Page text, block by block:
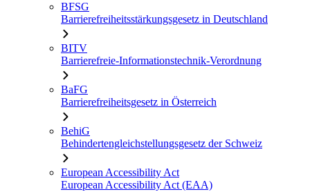
BFSG
Barrierefreiheitsstärkungsgesetz in Deutschland
BITV
Barrierefreie-Informationstechnik-Verordnung
BaFG
Barrierefreiheitsgesetz in Österreich
BehiG
Behindertengleichstellungsgesetz der Schweiz
European Accessibility Act
European Accessibility Act (EAA)